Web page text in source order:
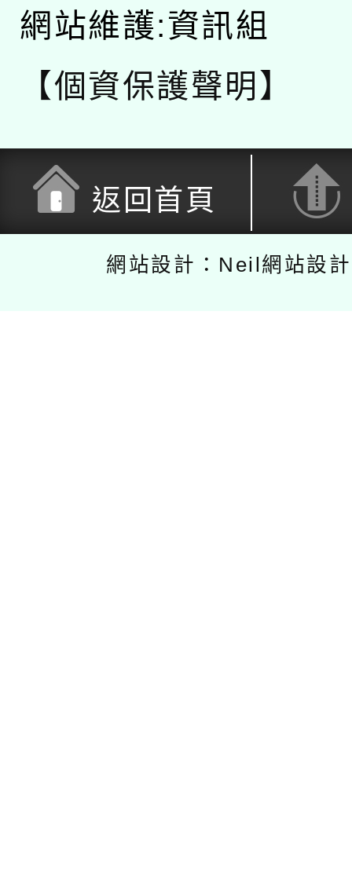
網站維護:資訊組
【個資保護聲明】
返回首頁
網站設計：Neil網站設